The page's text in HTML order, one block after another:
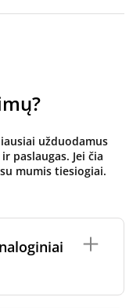
užduodamus
paslaugas. Jei čia
mumis tiesiogiai.